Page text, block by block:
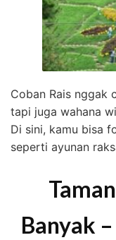
Coban Rais nggak
tapi juga wahana
Di sini, kamu bisa
seperti ayunan
Banyak